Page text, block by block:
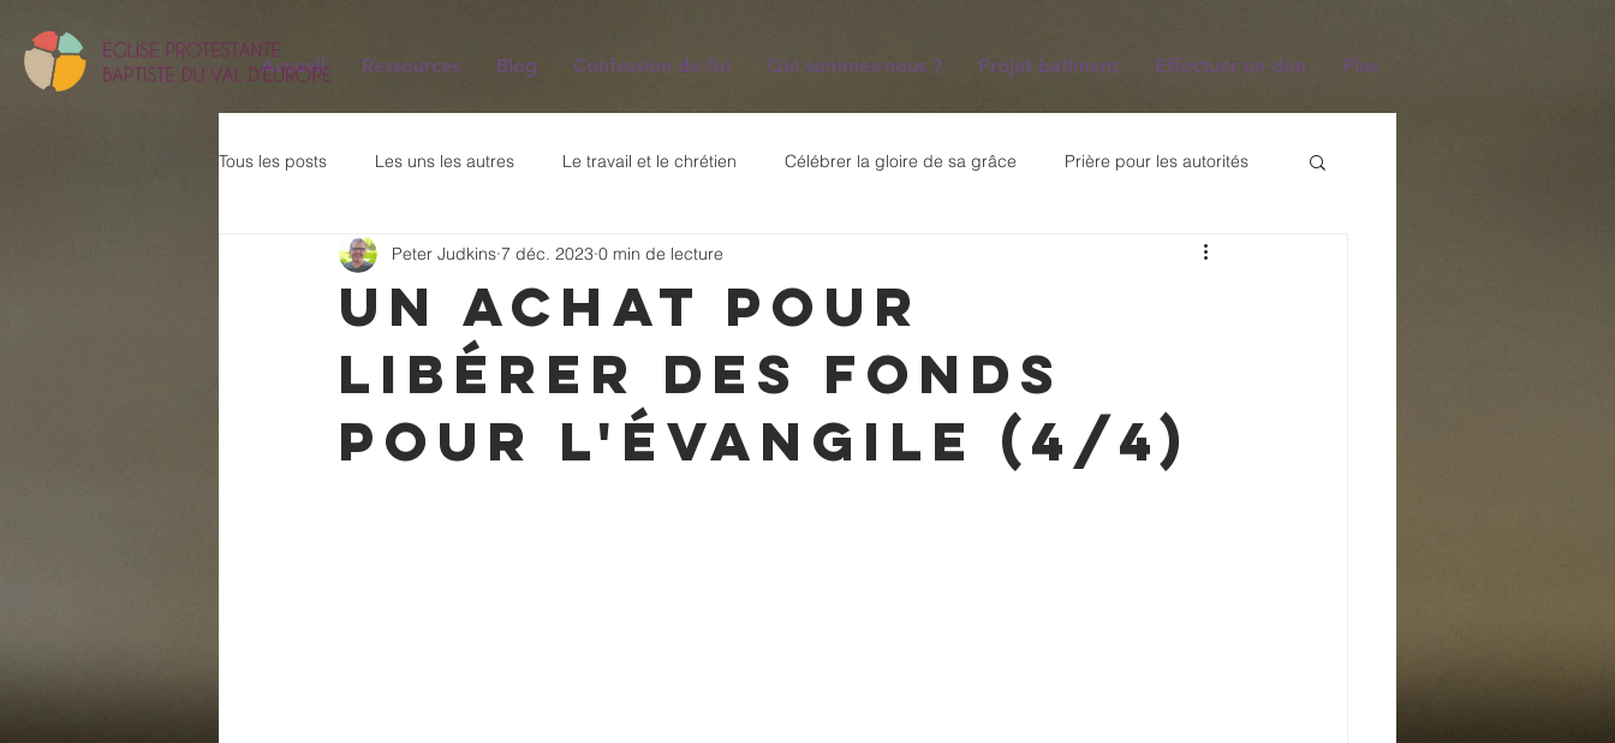
Accueil Ressources Blog Confession de foi Qui sommes-nous ? Projet batiment Effectuer un don Plus
Tous les posts Les uns les autres Le travail et le chrétien Célébrer la gloire de sa grâce Prière pour les autorités
Dix Commandements Cantiques Les 5 piliers de la foi
Prières pour la ville L'Evangile Ephésiens La semaine avant Pâques Les conséquences de la résurrection
Une vie transformée par l'Esprit Prière pour l'Église Jésus dit : "Je suis..." Psaume 23 Comment venir a l'église
Un achat pour
libérer des fonds
pour l'Évangile (4/4)
Peter Judkins 7 déc. 2023 0 min de lecture